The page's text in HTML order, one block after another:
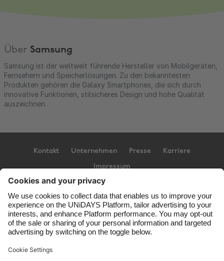
Über Samsung
Samsung ist der weltweit führende Hersteller von Mobilgeräten,
Fernsehern und Speicherlösungen. Zu den bekanntesten
Produkten gehören die Galaxy Smartphones, die sich durch
innovative Funktionen, stilsicheres Design und hohe Qualität
auszeichnen.
Kontakt Unternehmen Presse Karriere
Impressum